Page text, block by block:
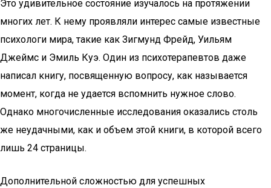
Это удивительное состояние изучалось на протяжении
многих лет. К нему проявляли интерес самые известные
психологи мира, такие как Зигмунд Фрейд, Уильям
Джеймс и Эмиль Куэ. Один из психотерапевтов даже
написал книгу, посвященную вопросу, как называется
момент, когда не удается вспомнить нужное слово.
Однако многочисленные исследования оказались столь
же неудачными, как и объем этой книги, в которой всего
лишь 24 страницы.
Дополнительной сложностью для успешных